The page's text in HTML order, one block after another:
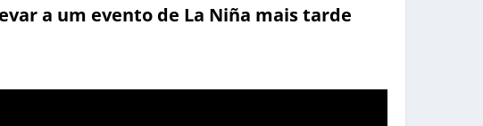
a um evento de La Niña mais tarde